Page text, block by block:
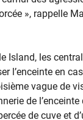
», rappelle
Island, les
l’enceinte en
vague de
de
de cuve et